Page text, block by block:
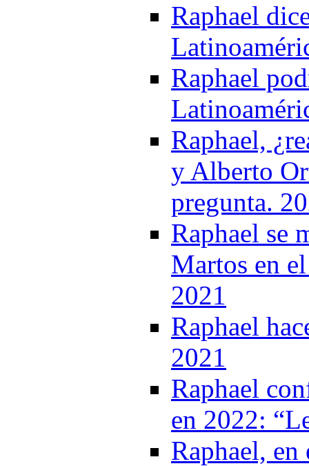
Raphael
Raphael
Raphael,
y Alberto
pregunta.
Raphael se
Martos en
2021
Raphael
2021
Raphael
en 2022:
Raphael,